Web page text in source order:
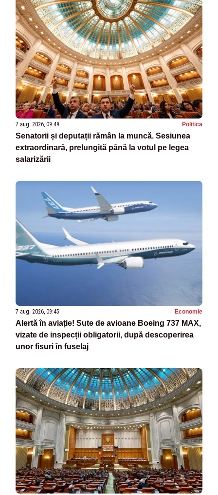
7 aug. 2026, 09:49 Politica
Senatorii și deputații rămân la muncă. Sesiunea
extraordinară, prelungită până la votul pe legea
salarizării
7 aug. 2026, 09:45 Economie
Alertă în aviație! Sute de avioane Boeing 737 MAX,
vizate de inspecții obligatorii, după descoperirea
unor fisuri în fuselaj